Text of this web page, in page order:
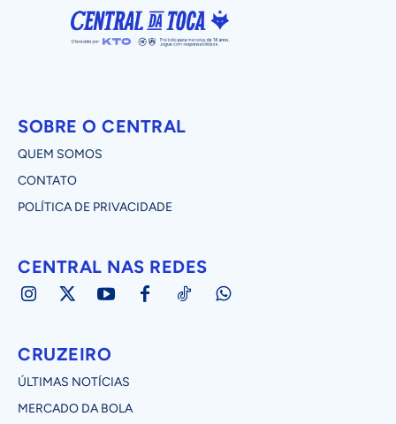
SOBRE O CENTRAL
QUEM SOMOS
CONTATO
POLÍTICA DE PRIVACIDADE
CENTRAL NAS REDES
CRUZEIRO
ÚLTIMAS NOTÍCIAS
MERCADO DA BOLA